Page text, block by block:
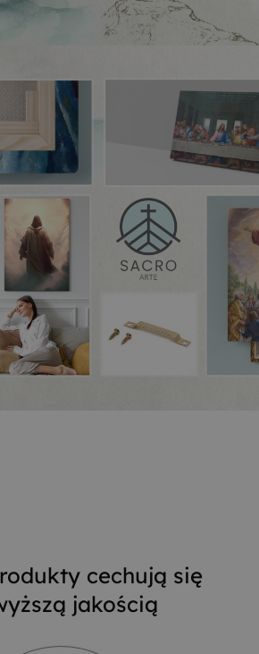
cechują się
jakością